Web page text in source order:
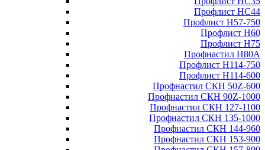
Профлист НС44
Профлист Н57-750
Профлист Н60
Профлист Н75
Профнастил Н80А
Профлист Н114-750
Профлист Н114-600
Профнастил СКН 50Z-600
Профнастил СКН 90Z-1000
Профнастил СКН 127-1100
Профнастил СКН 135-1000
Профнастил СКН 144-960
Профнастил СКН 153-900